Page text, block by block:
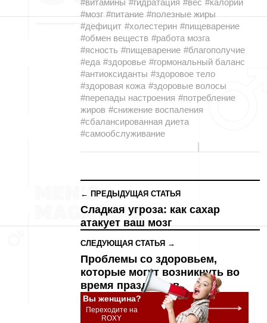
#витамины #гидратация #вес #калории
#мозг #питание #полезные жиры
#дефицит #холестерин #пищеварение
#обмен веществ #работа мозга
#ясность #пищеварение #благополучие
#еда #здоровье #гормональный баланс
#антиоксиданты #здоровое тело
#здоровая кожа #здоровые волосы
#перепады настроения #потребление
жиров #снижение воспаления
#сбалансированная диета
#самообслуживание
← ПРЕДЫДУЩАЯ СТАТЬЯ
Сладкая угроза: как сахар
атакует ваш мозг
СЛЕДУЮЩАЯ СТАТЬЯ →
Проблемы со здоровьем,
которые могут возникнуть во
время праздников
Вы женщина?
Переходите на
ROXY